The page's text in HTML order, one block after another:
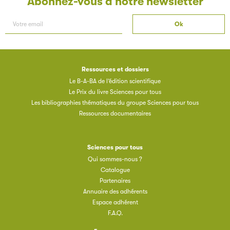
Ressources et dossiers
Le B-A-BA de l’édition scientifique
Le Prix du livre Sciences pour tous
Les bibliographies thématiques du groupe Sciences pour tous
Ressources documentaires
Sciences pour tous
Qui sommes-nous ?
Catalogue
Partenaires
Annuaire des adhérents
Espace adhérent
F.A.Q.
Les petits champions de la lecture
Le jeu de lecture à voix haute gratuit et ouvert à tous les
enfants de CM1 et de CM2.